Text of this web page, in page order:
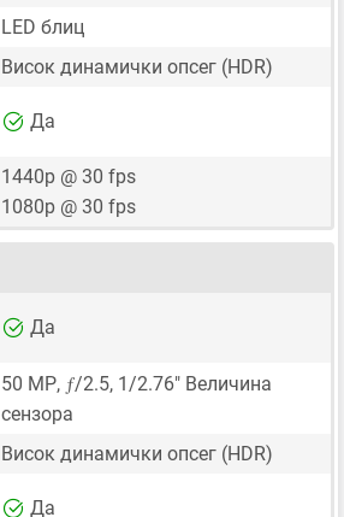
LED блиц
Висок динамички опсег (HDR)
Да
1440p @ 30 fps
1080p @ 30 fps
Да
50 MP, ƒ/2.5, 1/2.76" Величина
сензора
Висок динамички опсег (HDR)
Да